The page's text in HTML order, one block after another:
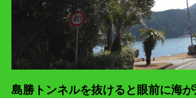
島勝トンネルを抜けると眼前に海